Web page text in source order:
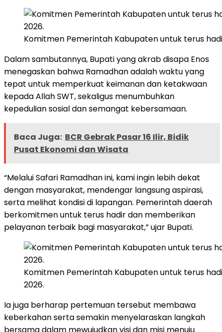
Komitmen Pemerintah Kabupaten untuk terus
Dalam sambutannya, Bupati yang akrab disapa Enos
menegaskan bahwa Ramadhan adalah waktu yang
tepat untuk memperkuat keimanan dan ketakwaan
kepada Allah SWT, sekaligus menumbuhkan
kepedulian sosial dan semangat kebersamaan.
Baca Juga: BCR Gebrak Pasar 16 Ilir, Bidik
Pusat Ekonomi dan Wisata
“Melalui Safari Ramadhan ini, kami ingin lebih dekat
dengan masyarakat, mendengar langsung aspirasi,
serta melihat kondisi di lapangan. Pemerintah daerah
berkomitmen untuk terus hadir dan memberikan
pelayanan terbaik bagi masyarakat,” ujar Bupati.
Komitmen Pemerintah Kabupaten untuk terus
2026.
Ia juga berharap pertemuan tersebut membawa
keberkahan serta semakin menyelaraskan langkah
bersama dalam mewujudkan visi dan misi menuju